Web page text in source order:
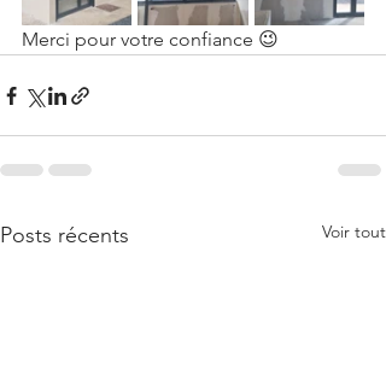
Merci pour votre confiance 😉
Posts récents Voir tout